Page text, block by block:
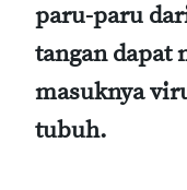
paru-paru
tangan dapat
masuknya
tubuh.